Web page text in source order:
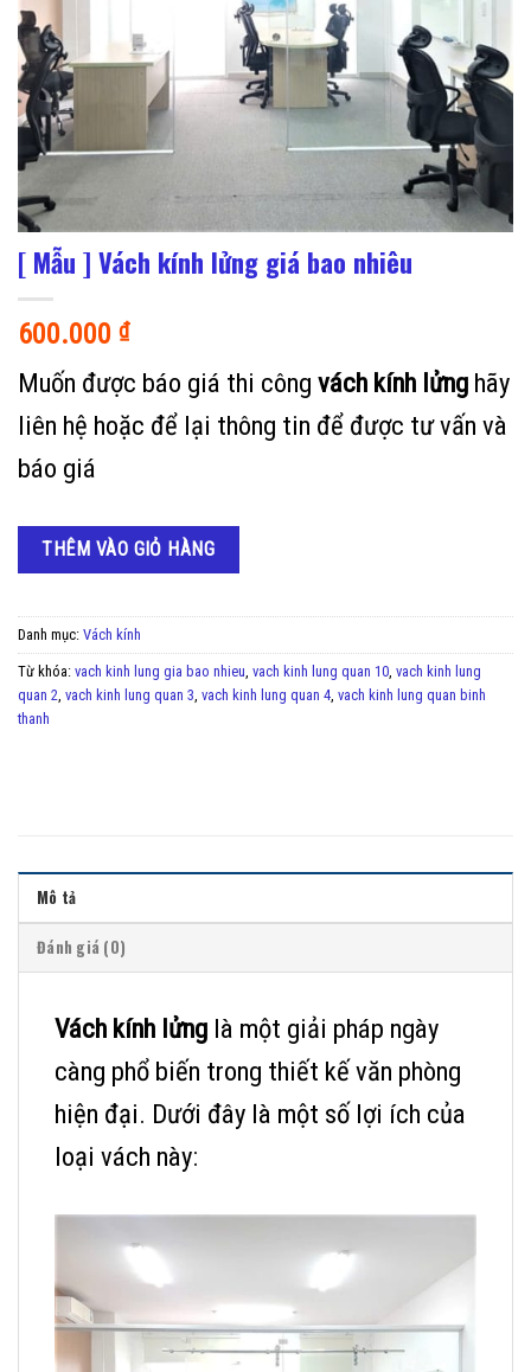
[ Mẫu ] Vách kính lửng giá bao nhiêu
600.000 ₫
Muốn được báo giá thi công vách kính lửng hãy
liên hệ hoặc để lại thông tin để được tư vấn và
báo giá
THÊM VÀO GIỎ HÀNG
Danh mục: Vách kính
Từ khóa: vach kinh lung gia bao nhieu, vach kinh lung quan 10, vach kinh lung
quan 2, vach kinh lung quan 3, vach kinh lung quan 4, vach kinh lung quan binh
thanh
Mô tả
Đánh giá (0)
Vách kính lửng là một giải pháp ngày
càng phổ biến trong thiết kế văn phòng
hiện đại. Dưới đây là một số lợi ích của
loại vách này: